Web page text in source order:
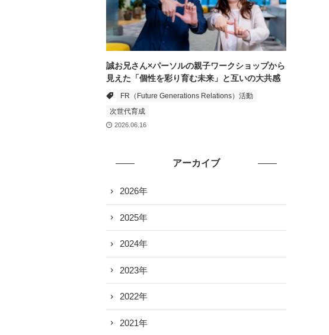
誠お兄さん×パーソルの親子ワークショップから
見えた「個性を彩り育む未来」と互いの大共感
FR（Future Generations Relations）活動
次世代育成
2026.06.16
アーカイブ
2026年
2025年
2024年
2023年
2022年
2021年